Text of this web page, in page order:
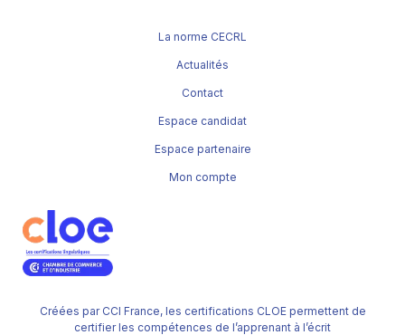
Créées par CCI France, les certifications CLOE permettent de
certifier les compétences de l’apprenant à l’écrit
La norme CECRL
Actualités
Contact
Espace candidat
Espace partenaire
Mon compte